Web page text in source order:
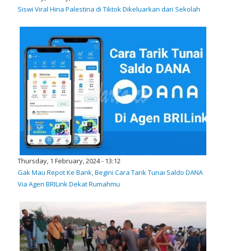
Siswi Viral Hina Palestina di Tiktok Dikeluarkan dari Sekolah
Thursday, 1 February, 2024 - 13:12
Gak Mau Repot Ke Bank, Begini Cara Tarik Tunai Saldo DANA
Via Agen BRILink Dekat Rumahmu